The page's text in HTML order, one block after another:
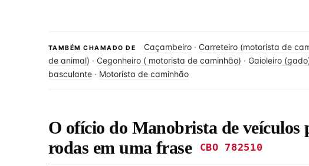
TAMBÉM CHAMADO DE Caçambeiro · Carreteiro (motorista de
de animal) · Cegonheiro ( motorista de caminhão) · Gaioleiro
basculante · Motorista de caminhão
O ofício do Manobrista de veículos
rodas em uma frase
CBO 782510